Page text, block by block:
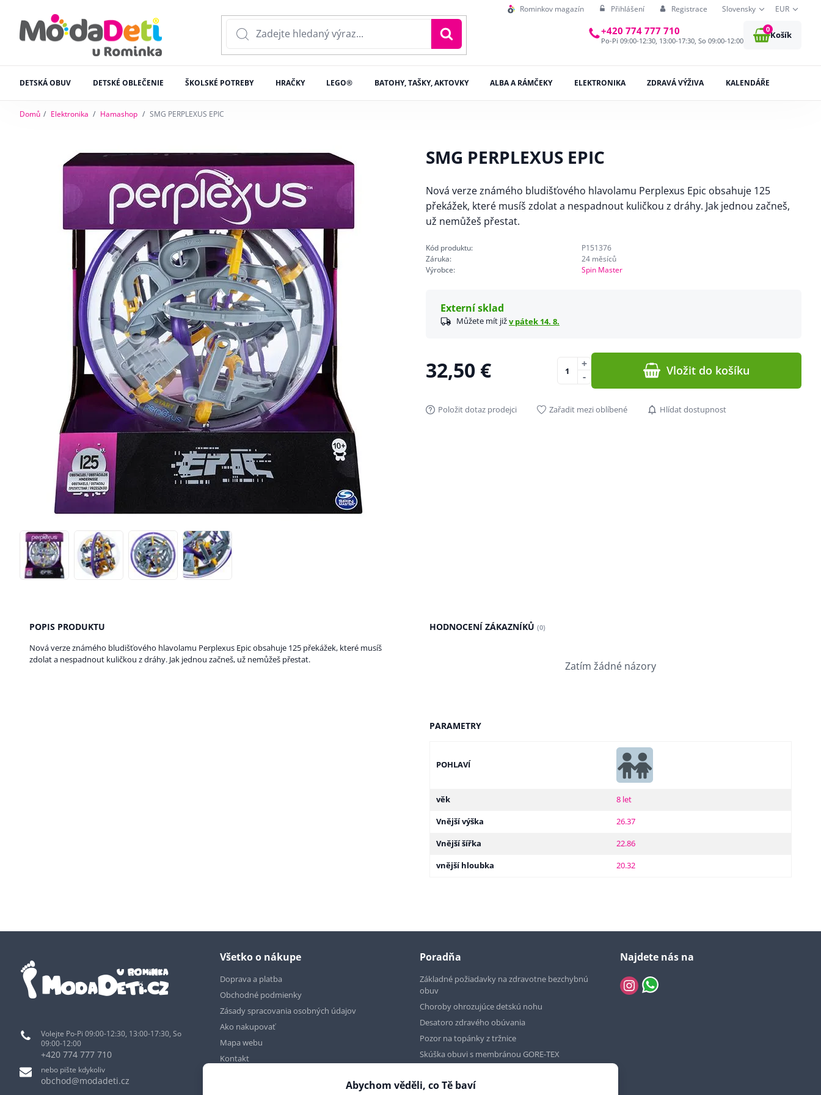
Rominkov magazín Přihlášení Registrace Slovensky EUR
+420 774 777 710
Po-Pi 09:00-12:30, 13:00-17:30, So 09:00-12:00
0
Košík
DETSKÁ OBUV DETSKÉ OBLEČENIE ŠKOLSKÉ POTREBY HRAČKY LEGO® BATOHY, TAŠKY, AKTOVKY ALBA A RÁMČEKY ELEKTRONIKA ZDRAVÁ VÝŽIVA KALENDÁŘE
Domů Elektronika Hamashop SMG PERPLEXUS EPIC
SMG PERPLEXUS EPIC
Nová verze známého bludišťového hlavolamu Perplexus Epic obsahuje 125
překážek, které musíš zdolat a nespadnout kuličkou z dráhy. Jak jednou začneš,
už nemůžeš přestat.
Kód produktu:
P151376
Záruka:
24 měsíců
Výrobce:
Spin Master
Externí sklad
Můžete mít jižv pátek 14. 8.
32,50 € -
+ Vložit do košíku
Položit dotaz prodejci Zařadit mezi oblíbené Hlídat dostupnost
POPIS PRODUKTU
Nová verze známého bludišťového hlavolamu Perplexus Epic obsahuje 125 překážek, které musíš
zdolat a nespadnout kuličkou z dráhy. Jak jednou začneš, už nemůžeš přestat.
HODNOCENÍ ZÁKAZNÍKŮ (0)
Zatím žádné názory
PARAMETRY
POHLAVÍ
věk
8 let
Vnější výška
26.37
Vnější šířka
22.86
vnější hloubka
20.32
Volejte Po-Pi 09:00-12:30, 13:00-17:30, So
09:00-12:00
+420 774 777 710
nebo pište kdykoliv
obchod@modadeti.cz
Všetko o nákupe
Doprava a platba
Obchodné podmienky
Zásady spracovania osobných údajov
Ako nakupovať
Mapa webu
Kontakt
Poradňa
Základné požiadavky na zdravotne bezchybnú
obuv
Choroby ohrozujúce detskú nohu
Desatoro zdravého obúvania
Pozor na topánky z tržnice
Skúška obuvi s membránou GORE-TEX
Najdete nás na
Abychom věděli, co Tě baví